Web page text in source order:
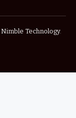
Nimble Technology.